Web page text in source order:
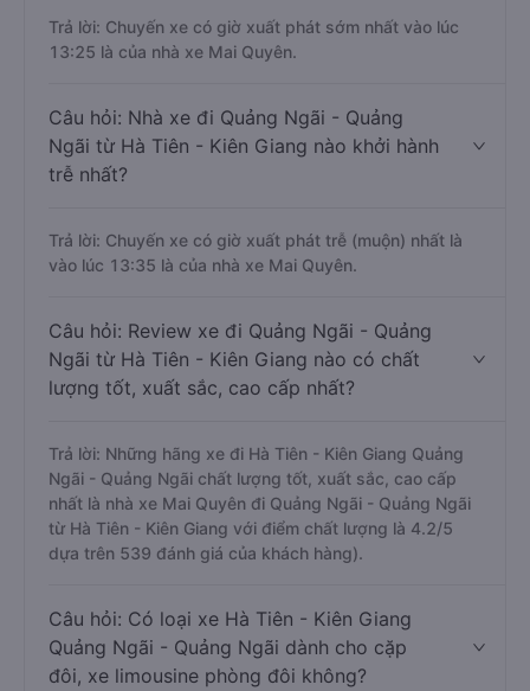
Trả lời: Chuyến xe có giờ xuất phát sớm nhất vào lúc
13:25 là của nhà xe Mai Quyên.
Câu hỏi: Nhà xe đi Quảng Ngãi - Quảng
Ngãi từ Hà Tiên - Kiên Giang nào khởi hành
trễ nhất?
Trả lời: Chuyến xe có giờ xuất phát trễ (muộn) nhất là
vào lúc 13:35 là của nhà xe Mai Quyên.
Câu hỏi: Review xe đi Quảng Ngãi - Quảng
Ngãi từ Hà Tiên - Kiên Giang nào có chất
lượng tốt, xuất sắc, cao cấp nhất?
Trả lời: Những hãng xe đi Hà Tiên - Kiên Giang Quảng
Ngãi - Quảng Ngãi chất lượng tốt, xuất sắc, cao cấp
nhất là nhà xe Mai Quyên đi Quảng Ngãi - Quảng Ngãi
từ Hà Tiên - Kiên Giang với điểm chất lượng là 4.2/5
dựa trên 539 đánh giá của khách hàng).
Câu hỏi: Có loại xe Hà Tiên - Kiên Giang
Quảng Ngãi - Quảng Ngãi dành cho cặp
đôi, xe limousine phòng đôi không?